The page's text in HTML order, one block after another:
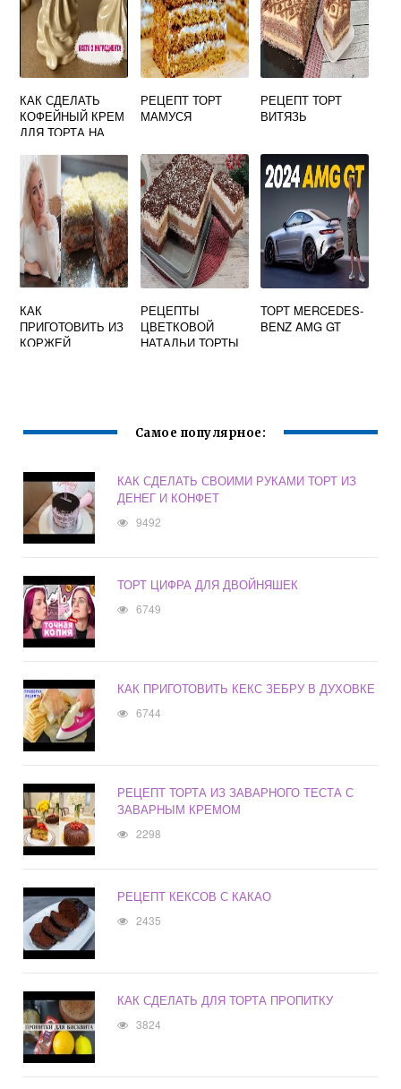
КАК СДЕЛАТЬ
КОФЕЙНЫЙ КРЕМ
ДЛЯ ТОРТА НА
РЕЦЕПТ
РЕЦЕПТ ТОРТ
МАМУСЯ
РЕЦЕПТ ТОРТ
ВИТЯЗЬ
КАК
ПРИГОТОВИТЬ ИЗ
КОРЖЕЙ
РЕЦЕПТЫ
ЦВЕТКОВОЙ
НАТАЛЬИ ТОРТЫ
ТОРТ MERCEDES-
BENZ AMG GT
Самое популярное:
КАК СДЕЛАТЬ СВОИМИ РУКАМИ ТОРТ ИЗ
ДЕНЕГ И КОНФЕТ
9492
ТОРТ ЦИФРА ДЛЯ ДВОЙНЯШЕК
6749
КАК ПРИГОТОВИТЬ КЕКС ЗЕБРУ В ДУХОВКЕ
6744
РЕЦЕПТ ТОРТА ИЗ ЗАВАРНОГО ТЕСТА С
ЗАВАРНЫМ КРЕМОМ
2298
РЕЦЕПТ КЕКСОВ С КАКАО
2435
КАК СДЕЛАТЬ ДЛЯ ТОРТА ПРОПИТКУ
3824